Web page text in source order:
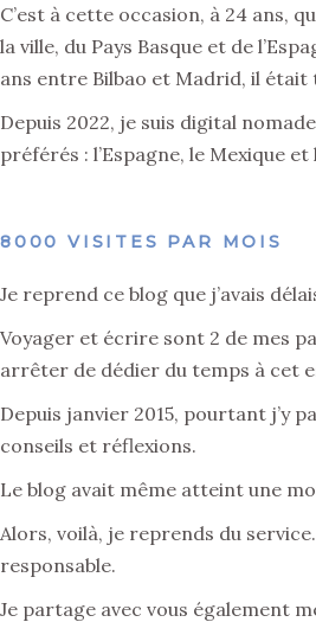
C’est à cette occasion, à 24 ans,
la ville, du Pays Basque et de
ans entre Bilbao et Madrid, il
Depuis 2022, je suis digital
préférés : l’Espagne, le Mexique et
8000 VISITES PAR MOIS
Je reprend ce blog que j’avais
Voyager et écrire sont 2 de mes
arrêter de dédier du temps à cet
Depuis janvier 2015, pourtant j’y
conseils et réflexions.
Le blog avait même atteint une
Alors, voilà, je reprends du
responsable.
Je partage avec vous également